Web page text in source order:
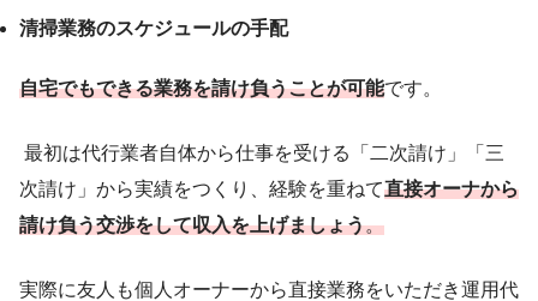
清掃業務のスケジュールの手配
自宅でもできる業務を請け負うことが可能です。
最初は代行業者自体から仕事を受ける「二次請け」「三
次請け」から実績をつくり、 経験を重ねて直接オーナから
請け負う交渉をして収入を上げましょう。
実際に友人も個人オーナーから直接業務をいただき運用代